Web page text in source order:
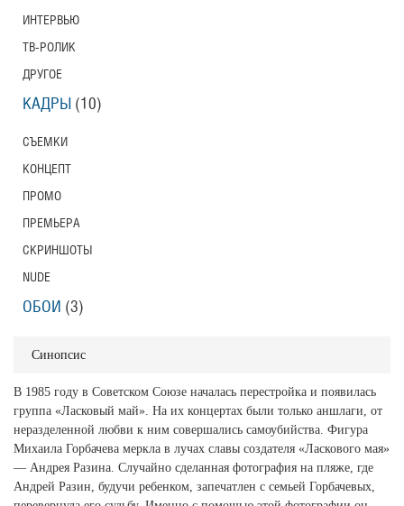
Синопсис
В 1985 году в Советском Союзе началась перестройка и появилась
группа «Ласковый май». На их концертах были только аншлаги, от
неразделенной любви к ним совершались самоубийства. Фигура
Михаила Горбачева меркла в лучах славы создателя «Ласкового мая»
— Андрея Разина. Случайно сделанная фотография на пляже, где
Андрей Разин, будучи ребенком, запечатлен с семьей Горбачевых,
ИНТЕРВЬЮ
ТВ-РОЛИК
ДРУГОЕ
КАДРЫ (10)
СЪЕМКИ
КОНЦЕПТ
ПРОМО
ПРЕМЬЕРА
СКРИНШОТЫ
NUDE
ОБОИ (3)